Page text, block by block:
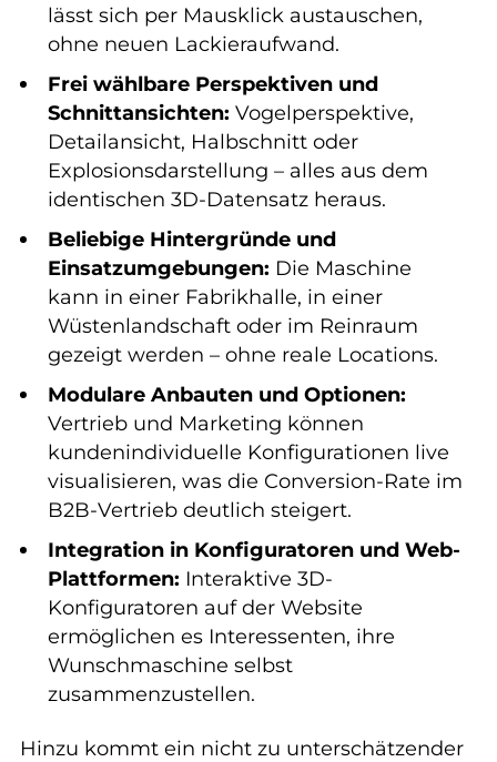
lässt sich per Mausklick austauschen,
ohne neuen Lackieraufwand.
Frei wählbare Perspektiven und
Schnittansichten: Vogelperspektive,
Detailansicht, Halbschnitt oder
Explosionsdarstellung – alles aus dem
identischen 3D-Datensatz heraus.
Beliebige Hintergründe und
Einsatzumgebungen: Die Maschine
kann in einer Fabrikhalle, in einer
Wüstenlandschaft oder im Reinraum
gezeigt werden – ohne reale Locations.
Modulare Anbauten und Optionen:
Vertrieb und Marketing können
kundenindividuelle Konfigurationen live
visualisieren, was die Conversion-Rate im
B2B-Vertrieb deutlich steigert.
Integration in Konfiguratoren und Web-
Plattformen: Interaktive 3D-
Konfiguratoren auf der Website
ermöglichen es Interessenten, ihre
Wunschmaschine selbst
zusammenzustellen.
Hinzu kommt ein nicht zu unterschätzender